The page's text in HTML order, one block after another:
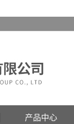
产品中心